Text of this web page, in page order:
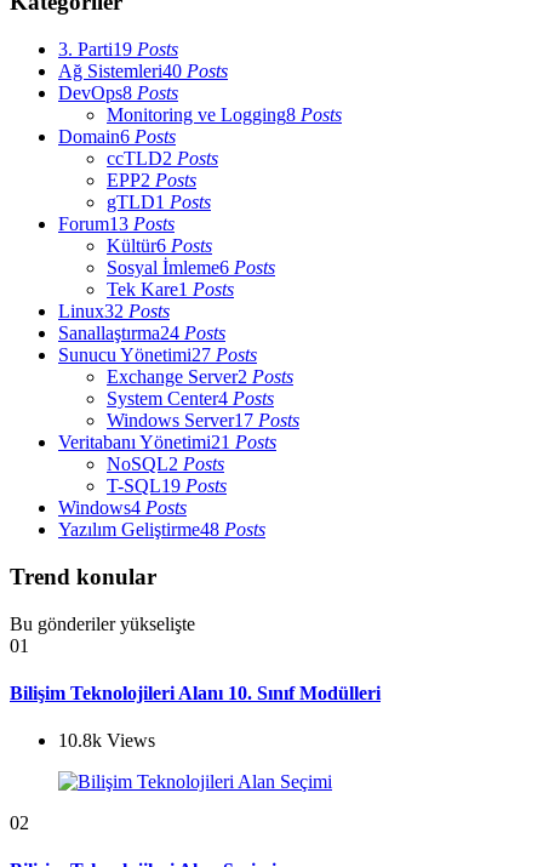
3. Parti19 Posts
Ağ Sistemleri40 Posts
DevOps8 Posts
Monitoring ve Logging8 Posts
Domain6 Posts
ccTLD2 Posts
EPP2 Posts
gTLD1 Posts
Forum13 Posts
Kültür6 Posts
Sosyal İmleme6 Posts
Tek Kare1 Posts
Linux32 Posts
Sanallaştırma24 Posts
Sunucu Yönetimi27 Posts
Exchange Server2 Posts
System Center4 Posts
Windows Server17 Posts
Veritabanı Yönetimi21 Posts
NoSQL2 Posts
T-SQL19 Posts
Windows4 Posts
Yazılım Geliştirme48 Posts
Trend konular
Bu gönderiler yükselişte
01
Bilişim Teknolojileri Alanı 10. Sınıf Modülleri
10.8k Views
02